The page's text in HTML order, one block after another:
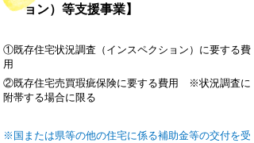
ョン）等支援事業】
①既存住宅状況調査（インスペクション）に要する費
用
②既存住宅売買瑕疵保険に要する費用 ※状況調査に
附帯する場合に限る
※国または県等の他の住宅に係る補助金等の交付を受